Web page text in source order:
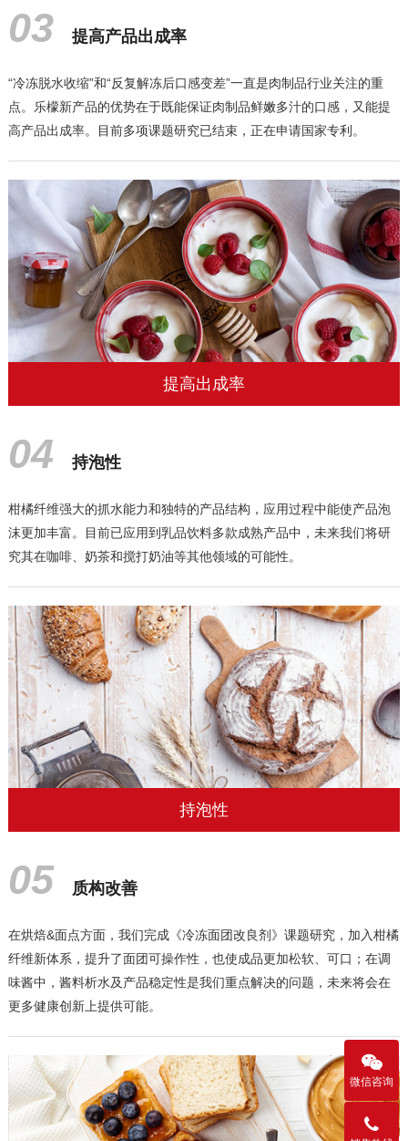
03 提高产品出成率
“冷冻脱水收缩”和“反复解冻后口感变差”一直是肉制品行业关注的重
点。乐檬新产品的优势在于既能保证肉制品鲜嫩多汁的口感，又能提
高产品出成率。目前多项课题研究已结束，正在申请国家专利。
提高出成率
04 持泡性
柑橘纤维强大的抓水能力和独特的产品结构，应用过程中能使产品泡
沫更加丰富。目前已应用到乳品饮料多款成熟产品中，未来我们将研
究其在咖啡、奶茶和搅打奶油等其他领域的可能性。
持泡性
05 质构改善
在烘焙&面点方面，我们完成《冷冻面团改良剂》课题研究，加入柑橘
纤维新体系，提升了面团可操作性，也使成品更加松软、可口；在调
味酱中，酱料析水及产品稳定性是我们重点解决的问题，未来将会在
更多健康创新上提供可能。
微信咨询